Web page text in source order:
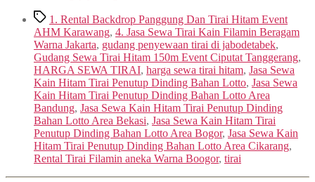
Tags1. Rental Backdrop Panggung Dan Tirai Hitam Event
AHM Karawang, 4. Jasa Sewa Tirai Kain Filamin Beragam
Warna Jakarta, gudang penyewaan tirai di jabodetabek,
Gudang Sewa Tirai Hitam 150m Event Ciputat Tanggerang,
HARGA SEWA TIRAI, harga sewa tirai hitam, Jasa Sewa
Kain Hitam Tirai Penutup Dinding Bahan Lotto, Jasa Sewa
Kain Hitam Tirai Penutup Dinding Bahan Lotto Area
Bandung, Jasa Sewa Kain Hitam Tirai Penutup Dinding
Bahan Lotto Area Bekasi, Jasa Sewa Kain Hitam Tirai
Penutup Dinding Bahan Lotto Area Bogor, Jasa Sewa Kain
Hitam Tirai Penutup Dinding Bahan Lotto Area Cikarang,
Rental Tirai Filamin aneka Warna Boogor, tirai